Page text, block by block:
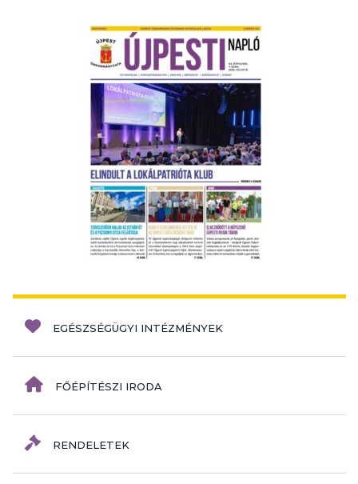
EGÉSZSÉGÜGYI INTÉZMÉNYEK
FŐÉPÍTÉSZI IRODA
RENDELETEK